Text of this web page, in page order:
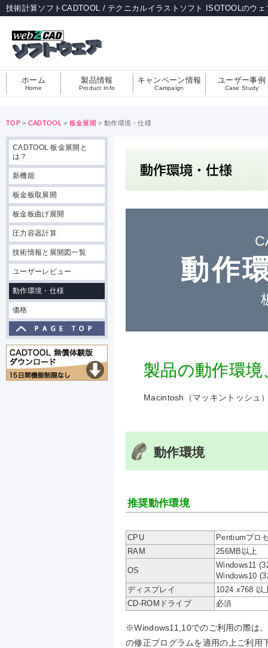
技術計算ソフトCADTOOL / テクニカルイラストソフト ISOTOOLのウェ
ホーム
Home
製品情報
Product Info
キャンペーン情報
Campaign
ユーザー事例
Case Study
TOP> CADTOOL > 板金展開 > 動作環境・仕様
CADTOOL 板金展開と
は？
新機能
板金板取展開
板金板曲げ展開
圧力容器計算
技術情報と展開図一覧
ユーザーレビュー
動作環境・仕様
価格
動作
製品の動作環
Macintosh（マッキントッシュ
動作環境
推奨動作環境
CPU
Pentiumプロ
RAM
256MB以上
OS
Windows11
Windows10
ディスプレイ
1024 x768 以
CD-ROMドライブ
必須
※Windows11,10でのご利用の際は、
の修正プログラムを適用の上ご利用